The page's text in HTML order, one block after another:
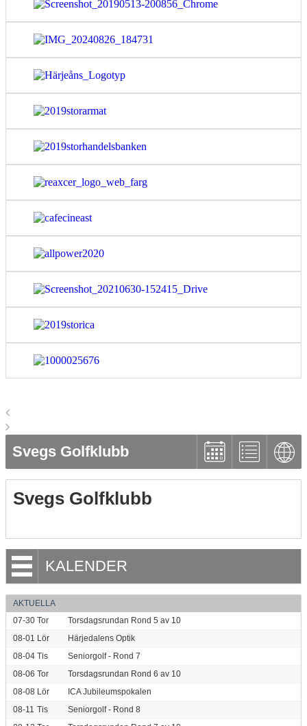
Svegs Golfklubb
Svegs Golfklubb
KALENDER
AKTUELLA
07-30 Tor
Torsdagsrundan Rond 5 av 10
08-01 Lör
Härjedalens Optik
08-04 Tis
Seniorgolf - Rond 7
08-06 Tor
Torsdagsrundan Rond 6 av 10
08-08 Lör
ICA Jubileumspokalen
08-11 Tis
Seniorgolf - Rond 8